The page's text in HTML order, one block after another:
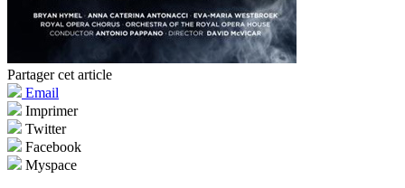
Partager cet article
Email
Imprimer
Twitter
Facebook
Myspace